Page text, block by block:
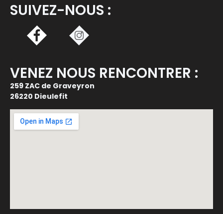
SUIVEZ-NOUS :
VENEZ NOUS RENCONTRER :
259 ZAC de Graveyron
26220 Dieulefit